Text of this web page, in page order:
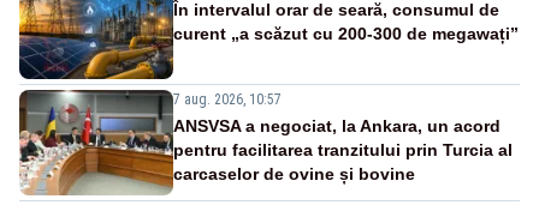
În intervalul orar de seară, consumul de
curent „a scăzut cu 200-300 de megawați”
7 aug. 2026, 10:57
ANSVSA a negociat, la Ankara, un acord
pentru facilitarea tranzitului prin Turcia al
carcaselor de ovine și bovine